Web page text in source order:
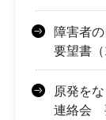
障害者
要望書（
原発を
連絡会